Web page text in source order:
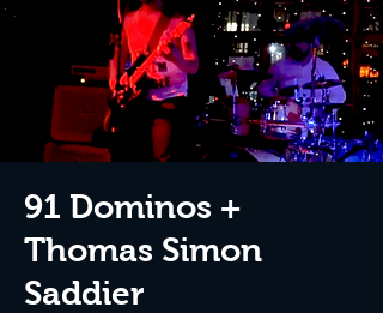
91 Dominos +
Thomas Simon
Saddier